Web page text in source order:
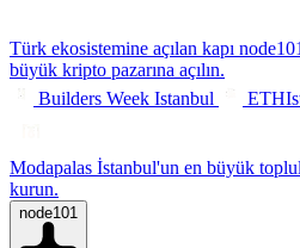
Türk ekosistemine açılan kapı
büyük kripto pazarına açılın.
Builders Week Istanbul
Modapalas İstanbul'un en büyük
kurun.
node101